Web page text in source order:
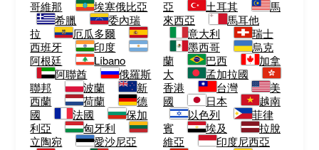
哥維那
埃塞俄比亞
希臘
委內瑞
拉
厄瓜多爾
西班牙
印度
阿根廷
Líbano
阿聯酋
俄羅斯
聯邦
波蘭
新
西蘭
荷蘭
德
國
法國
保加
利亞
匈牙利
立陶宛
愛沙尼亞
亞
土耳其
馬
來西亞
馬耳他
意大利
瑞士
墨西哥
烏克
蘭
巴西
加拿
大
孟加拉國
香港
台灣
美
國
日本
越南
以色列
菲律
賓
埃及
拉脫
維亞
印度尼西亞